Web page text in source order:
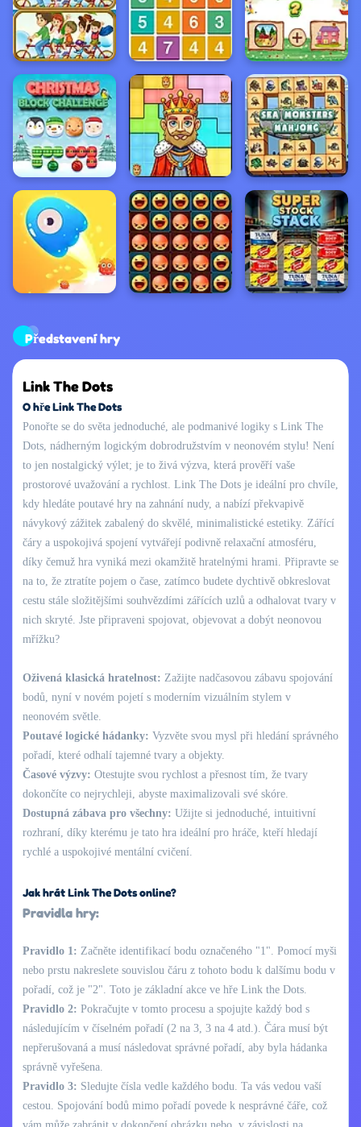
Představení hry
Link The Dots
O hře Link The Dots
Ponořte se do světa jednoduché, ale podmanivé logiky s Link The
Dots, nádherným logickým dobrodružstvím v neonovém stylu! Není
to jen nostalgický výlet; je to živá výzva, která prověří vaše
prostorové uvažování a rychlost. Link The Dots je ideální pro chvíle,
kdy hledáte poutavé hry na zahnání nudy, a nabízí překvapivě
návykový zážitek zabalený do skvělé, minimalistické estetiky. Zářící
čáry a uspokojivá spojení vytvářejí podivně relaxační atmosféru,
díky čemuž hra vyniká mezi okamžitě hratelnými hrami. Připravte se
na to, že ztratíte pojem o čase, zatímco budete dychtivě obkreslovat
cestu stále složitějšími souhvězdími zářících uzlů a odhalovat tvary v
nich skryté. Jste připraveni spojovat, objevovat a dobýt neonovou
mřížku?
Oživená klasická hratelnost: Zažijte nadčasovou zábavu spojování
bodů, nyní v novém pojetí s moderním vizuálním stylem v
neonovém světle.
Poutavé logické hádanky: Vyzvěte svou mysl při hledání správného
pořadí, které odhalí tajemné tvary a objekty.
Časové výzvy: Otestujte svou rychlost a přesnost tím, že tvary
dokončíte co nejrychleji, abyste maximalizovali své skóre.
Dostupná zábava pro všechny: Užijte si jednoduché, intuitivní
rozhraní, díky kterému je tato hra ideální pro hráče, kteří hledají
rychlé a uspokojivé mentální cvičení.
Jak hrát Link The Dots online?
Pravidla hry:
Pravidlo 1: Začněte identifikací bodu označeného "1". Pomocí myši
nebo prstu nakreslete souvislou čáru z tohoto bodu k dalšímu bodu v
pořadí, což je "2". Toto je základní akce ve hře Link the Dots.
Pravidlo 2: Pokračujte v tomto procesu a spojujte každý bod s
následujícím v číselném pořadí (2 na 3, 3 na 4 atd.). Čára musí být
nepřerušovaná a musí následovat správné pořadí, aby byla hádanka
správně vyřešena.
Pravidlo 3: Sledujte čísla vedle každého bodu. Ta vás vedou vaší
cestou. Spojování bodů mimo pořadí povede k nesprávné čáře, což